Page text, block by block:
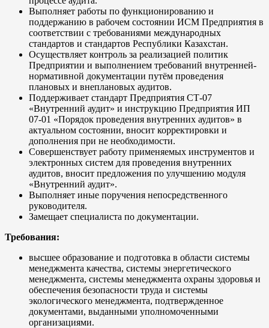
Выполняет работы по функционированию и
поддержанию в рабочем состоянии ИСМ Предприятия в
соответствии с требованиями международных
стандартов и стандартов Республики Казахстан.
Осуществляет контроль за реализацией политик
Предприятии и выполнением требований внутренней-
нормативной документации путём проведения
плановых и внеплановых аудитов.
Поддерживает стандарт Предприятия СТ-07
«Внутренний аудит» и инструкцию Предприятия ИП
07-01 «Порядок проведения внутренних аудитов» в
актуальном состоянии, вносит корректировки и
дополнения при не необходимости.
Совершенствует работу применяемых инструментов и
электронных систем для проведения внутренних
аудитов, вносит предложения по улучшению модуля
«Внутренний аудит».
Выполняет иные поручения непосредственного
руководителя.
Замещает специалиста по документации.
Требования:
высшее образование и подготовка в области системы
менеджмента качества, системы энергетического
менеджмента, системы менеджмента охраны здоровья и
обеспечения безопасности труда и системы
экологического менеджмента, подтвержденное
документами, выданными уполномоченными
организациями.